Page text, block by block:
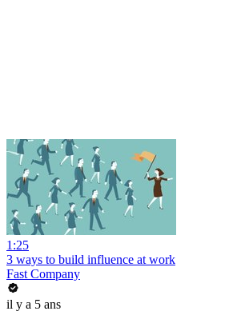
1:25
3 ways to build influence at work
Fast Company
il y a 5 ans